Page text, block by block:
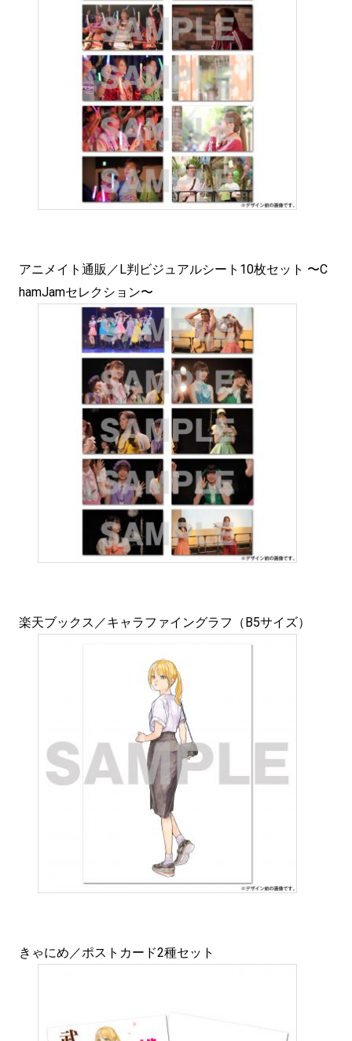
アニメイト通販／L判ビジュアルシート10枚セット 〜C
hamJamセレクション〜
楽天ブックス／キャラファイングラフ（B5サイズ）
きゃにめ／ポストカード2種セット